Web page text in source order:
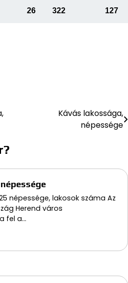
26 322 127
Kávás lakossága,
népessége
népessége, lakosok száma Az
Herend város
fel a…